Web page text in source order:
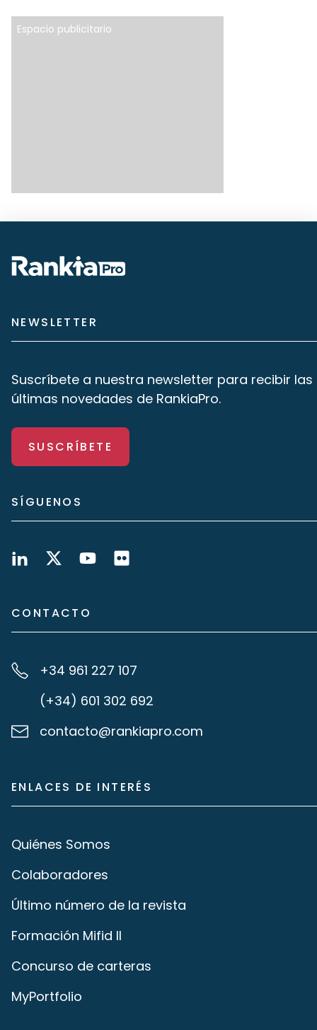
Espacio publicitario
NEWSLETTER
Suscríbete a nuestra newsletter para recibir las
últimas novedades de RankiaPro.
SUSCRÍBETE
SÍGUENOS
CONTACTO
+34 961 227 107
(+34) 601 302 692
contacto@rankiapro.com
ENLACES DE INTERÉS
Quiénes Somos
Colaboradores
Último número de la revista
Formación Mifid II
Concurso de carteras
MyPortfolio